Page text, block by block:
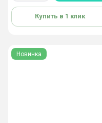
Купить в 1 клик
Новинка